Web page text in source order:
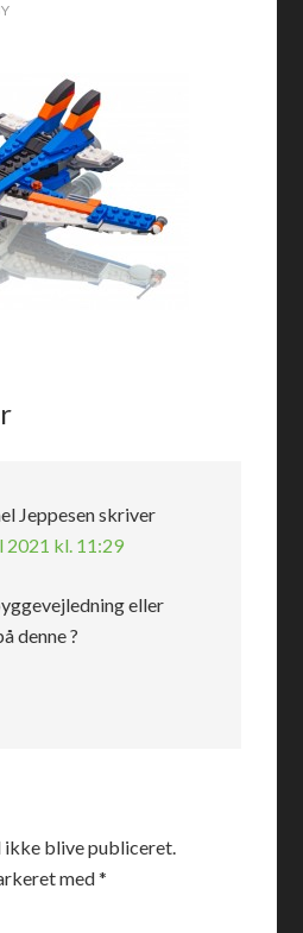
Jeppesenskriver
2021 kl. 11:29
eller
denne ?
ikke blive publiceret.
med*